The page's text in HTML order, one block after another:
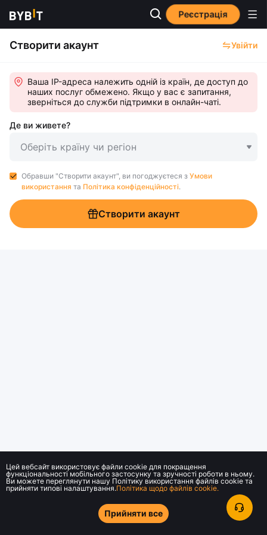
Реєстрація
Створити акаунт Увійти
Ваша IP-адреса належить одній із країн, де доступ до
наших послуг обмежено. Якщо у вас є запитання,
зверніться до служби підтримки в онлайн-чаті.
Де ви живете?
Оберіть країну чи регіон
Обравши "Створити акаунт", ви погоджуєтеся з Умови
використання та Політика конфіденційності.
Створити акаунт
© 2018-2026 Bybit.com. Усі права захищені.
Цей вебсайт використовує файли cookie для покращення
функціональності мобільного застосунку та зручності роботи в ньому.
Ви можете переглянути нашу Політику використання файлів cookie та
прийняти типові налаштування.Політика щодо файлів cookie.
Прийняти все